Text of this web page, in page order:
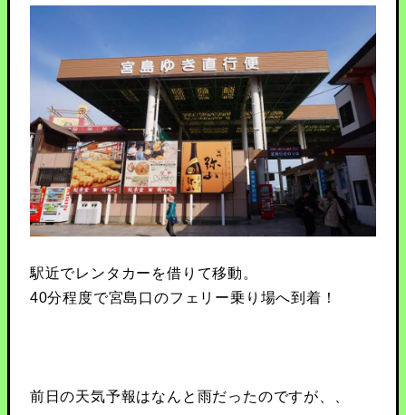
駅近でレンタカーを借りて移動。
40分程度で宮島口のフェリー乗り場へ到着！
前日の天気予報はなんと雨だったのですが、、